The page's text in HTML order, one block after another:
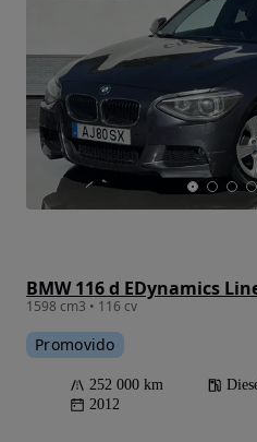
BMW 116 d EDynamics
1598 cm3 • 116 cv
Promovido
252 000 km
2012